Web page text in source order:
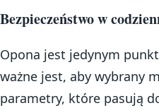
Bezpieczeństwo w
Opona jest jedynym
ważne jest, aby wybrany
parametry, które pasują